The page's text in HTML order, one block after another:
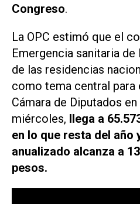
Congreso.
La OPC estimó que el
Emergencia sanitaria
de las residencias
como tema central para
Cámara de Diputados
miércoles, llega a
en lo que resta del año
anualizado alcanza a
pesos.